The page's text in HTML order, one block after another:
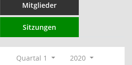
Mitglieder
Sitzungen
Quartal 1
2020